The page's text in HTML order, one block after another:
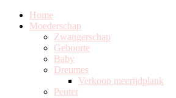
Home
Moederschap
Zwangerschap
Geboorte
Baby
Dreumes
Verkoop meerijdplank
Peuter